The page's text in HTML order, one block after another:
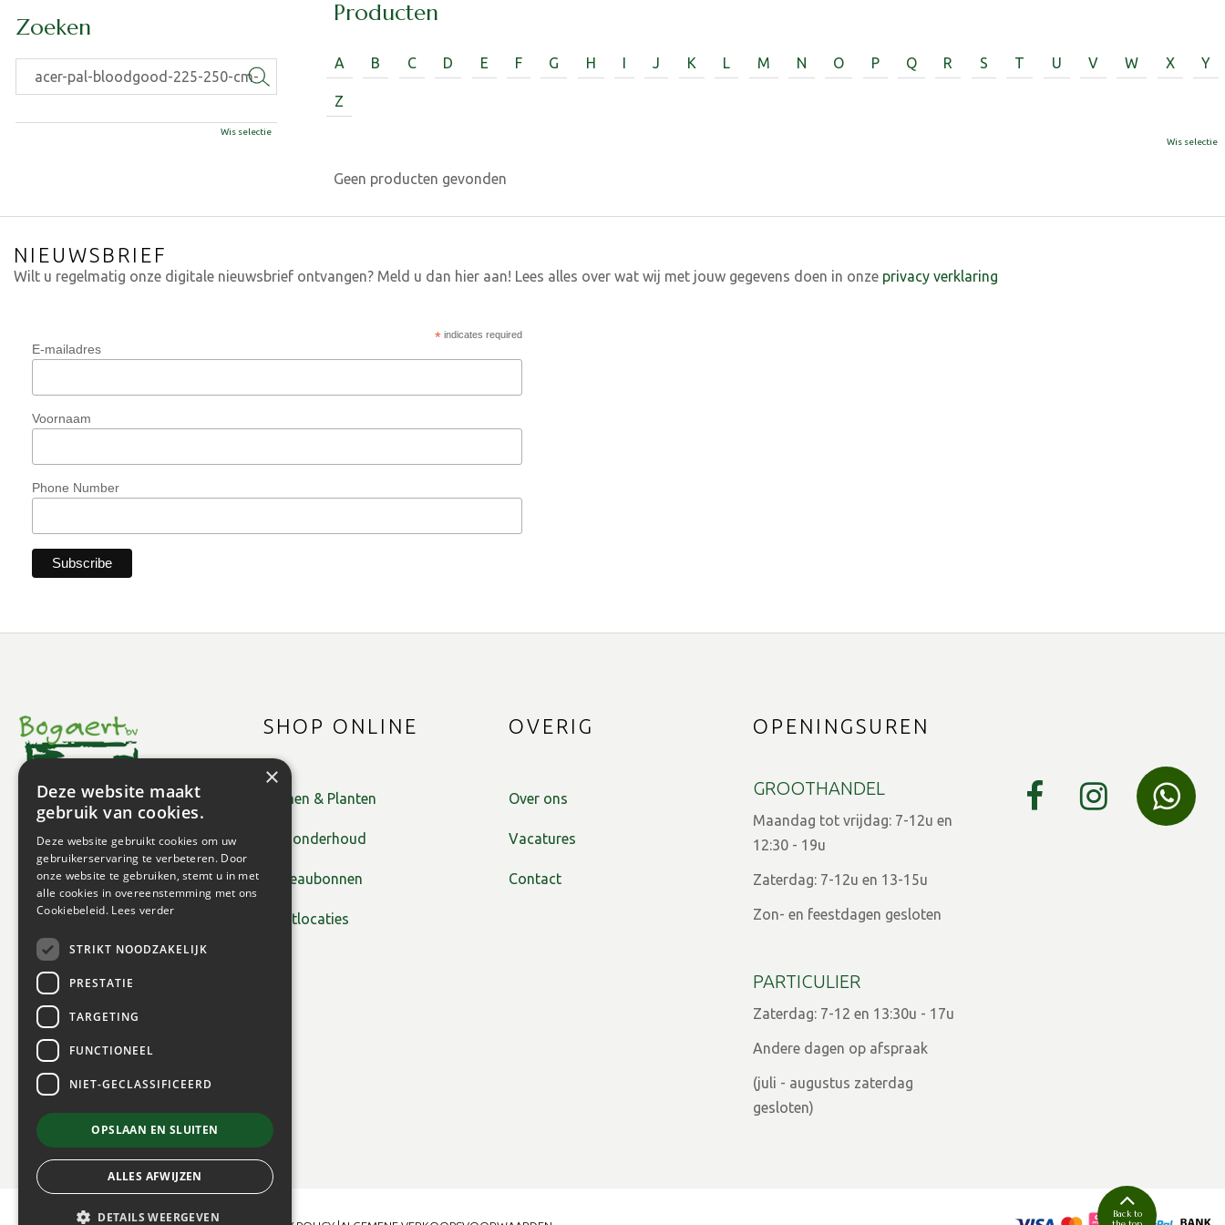
Producten
A B C D E F G H I J K L M N O P Q R S T U V W X Y
Z
Wis selectie
Geen producten gevonden
Zoeken
Wis selectie
NIEUWSBRIEF
Wilt u regelmatig onze digitale nieuwsbrief ontvangen? Meld u dan hier aan! Lees alles over wat wij met jouw gegevens doen in onze privacy verklaring
*indicates required
E-mailadres
Voornaam
Phone Number
SHOP ONLINE
Bomen & Planten
Tuinonderhoud
Cadeaubonnen
Plantlocaties
OVERIG
Over ons
Vacatures
Contact
OPENINGSUREN
GROOTHANDEL
Maandag tot vrijdag: 7-12u en
12:30 - 19u
Zaterdag: 7-12u en 13-15u
Zon- en feestdagen gesloten
PARTICULIER
Zaterdag: 7-12 en 13:30u - 17u
Andere dagen op afspraak
(juli - augustus zaterdag
gesloten)
Back to
×
Deze website maakt
gebruik van cookies.
Deze website gebruikt cookies om uw
gebruikerservaring te verbeteren. Door
onze website te gebruiken, stemt u in met
alle cookies in overeenstemming met ons
Cookiebeleid. Lees verder
STRIKT NOODZAKELIJK
PRESTATIE
TARGETING
FUNCTIONEEL
NIET-GECLASSIFICEERD
OPSLAAN EN SLUITEN
ALLES AFWIJZEN
DETAILS WEERGEVEN